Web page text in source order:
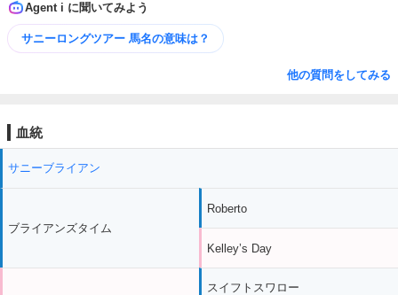
Agent i に聞いてみよう
サニーロングツアー 馬名の意味は？
他の質問をしてみる
血統
サニーブライアン
ブライアンズタイム
Roberto
Kelley’s Day
スイフトスワロー